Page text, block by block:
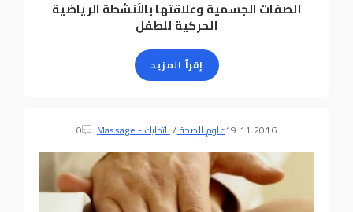
الصفات الجسمية وعلاقتها بالأنشطة الرياضية
الحركية للطفل
إقرأ المزيد
19.11.2016علوم الصحة/التدليك - Massage 0